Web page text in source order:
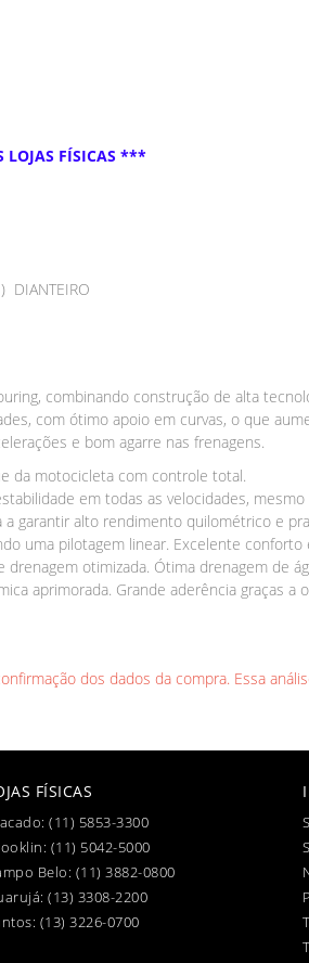
LOJAS FÍSICAS ***
DIANTEIRO
combinando construção de alta
com ótimo apoio em curvas, o que
e bom agarre nas frenagens.
da motocicleta com controle total.
em todas as velocidades, mesmo
garantir alto rendimento quilométrico e
uma pilotagem linear. Excelente
otimizada. Ótima drenagem de
aprimorada. Grande aderência graças a
dos dados da compra. Essa
FÍSICAS
(11) 5853-3300
(11) 5042-5000
Belo: (11) 3882-0800
(13) 3308-2200
(13) 3226-0700